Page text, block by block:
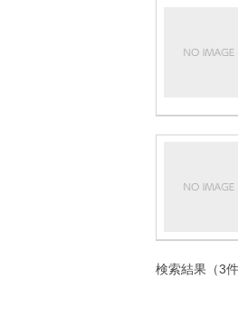
検索結果（3